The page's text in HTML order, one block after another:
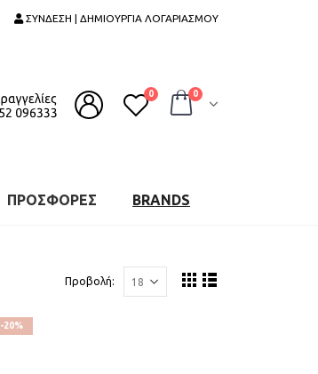
ΣΥΝΔΕΣΗ | ΔΗΜΙΟΥΡΓΙΑ ΛΟΓΑΡΙΑΣΜΟΥ
0 0
ΠΡΟΣΦΟΡΕΣ BRANDS
Προβολή:
-20%